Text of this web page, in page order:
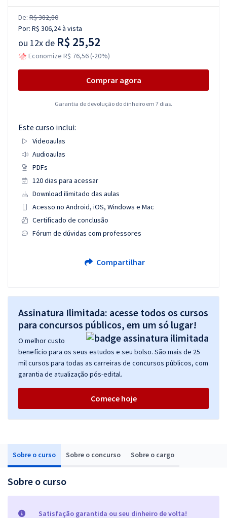
Sobre o curso Sobre o concurso Sobre o cargo
Sobre o curso
Satisfação garantida ou seu dinheiro de volta!
De: R$ 382,80
Por: R$ 306,24à vista
ou 12x de R$ 25,52
Economize R$ 76,56 (-20%)
Comprar agora
Garantia de devolução do dinheiro em 7 dias.
Este curso inclui:
Videoaulas
Audioaulas
PDFs
120 dias para acessar
Download ilimitado das aulas
Acesso no Android, iOS, Windows e Mac
Certificado de conclusão
Fórum de dúvidas com professores
Compartilhar
Assinatura Ilimitada: acesse todos os cursos
para concursos públicos, em um só lugar!
O melhor custo
benefício para os seus estudos e seu bolso. São mais de 25
mil cursos para todas as carreiras de concursos públicos, com
garantia de atualização pós-edital.
Comece hoje